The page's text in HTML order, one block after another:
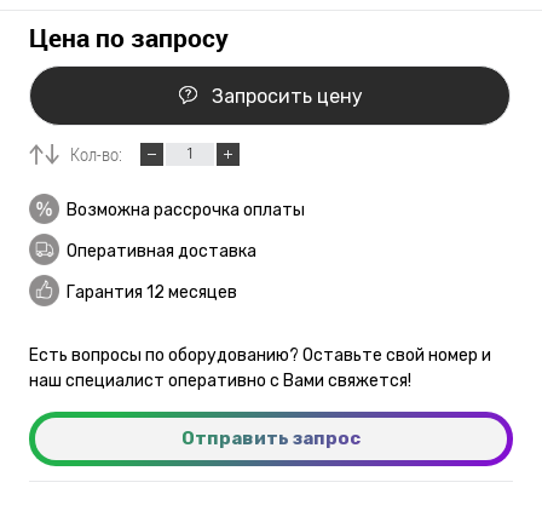
Цена по запросу
Запросить цену
Кол-во:
Возможна рассрочка оплаты
Оперативная доставка
Гарантия 12 месяцев
Есть вопросы по оборудованию? Оставьте свой номер и
наш специалист оперативно с Вами свяжется!
Отправить запрос